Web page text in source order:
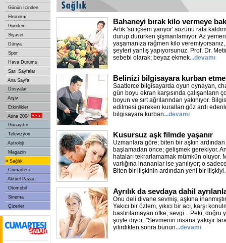
Günün İçinden
Ekonomi
Gündem
Siyaset
Dünya
Spor
Hava Durumu
Sarı Sayfalar
Ana Sayfa
Dosyalar
Arşiv
Etkinlikler
Atina 2004
Günaydın
Televizyon
Astroloji
Magazin
» Sağlık
Cumartesi
Aktüel Pazar
Otomobil
Sinema
Çizerler
Bahaneyi bırak kilo vermeye
Artık 'su içsem yarıyor' sözünü rafa
durup dururken şişmanlamıyor. Az
yaşamanıza rağmen kilo
şeyleri yanlış yapıyorsunuz. Prof. Dr.
sebebi olarak; beyaz ekmek...devamı
Belinizi bilgisayara kurban
Saatlerce bilgisayarda oyun oynayan,
gün boyu ekran karşısında çalışanların
boyun ve sırt ağrılarından yakınıyor.
edilmesi gereken kuralları göz ardı
bilgisayara kurban...devamı
Kusursuz aşk filmde yaşanır
Uzmanlara göre; biten bir aşkın
başlamadan önce; gelişmek gerekiyor.
hataları tekrarlamamak mümkün oluyor.
varlığına inananlar ise yanılıyor; o
Biten bir ilişkinin ardından yeni bir ilişkiyi
Ayrılık da sevdaya dahil
Onu deli divane sevmiş, aşkına
Yakıcı bir özlem, yıkıcı bir acı, karşı
bastırılamayan öfke, sevgi... Peki, doğru
şöyle diyor: "Sevmenin insana yakışır
yitirdikten sonra bunun...devamı